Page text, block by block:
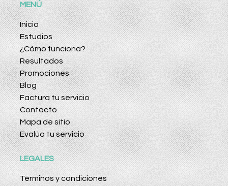
MENÚ
Inicio
Estudios
¿Cómo funciona?
Resultados
Promociones
Blog
Factura tu servicio
Contacto
Mapa de sitio
Evalúa tu servicio
LEGALES
Términos y condiciones